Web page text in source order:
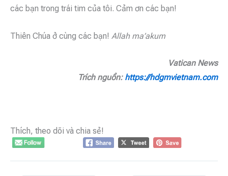
các bạn trong trái tim của tôi. Cảm ơn các bạn!
Thiên Chúa ở cùng các bạn! Allah ma’akum
Vatican News
Trích nguồn: https://hdgmvietnam.com
Thích, theo dõi và chia sẻ!